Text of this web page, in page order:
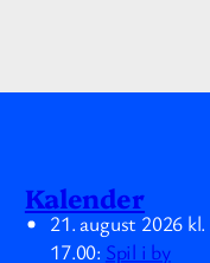
Kalender
21. august 2026 kl.
17.00: Spil i by